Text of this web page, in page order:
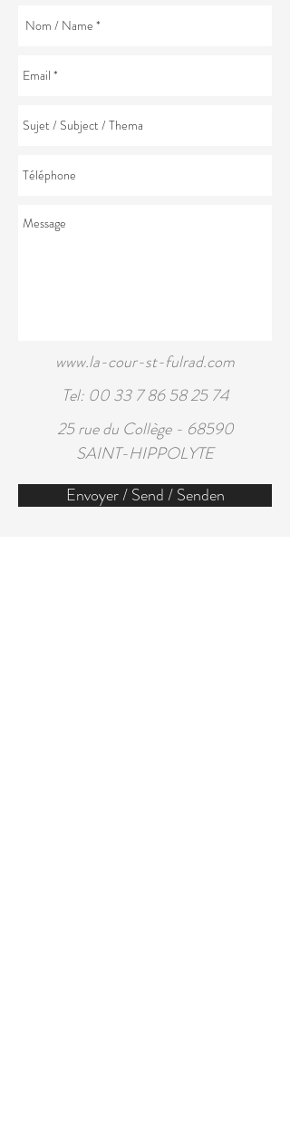
www.la-cour-st-fulrad.com
Tel: 00 33 7 86 58 25 74
25 rue du Collège - 68590
SAINT-HIPPOLYTE
Envoyer / Send / Senden